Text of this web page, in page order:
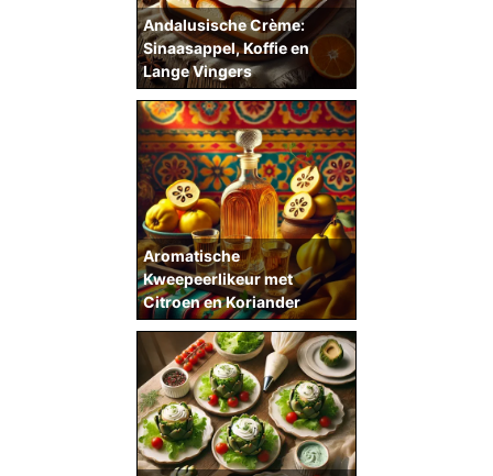
Andalusische Crème:
Sinaasappel, Koffie en
Lange Vingers
Aromatische
Kweepeerlikeur met
Citroen en Koriander